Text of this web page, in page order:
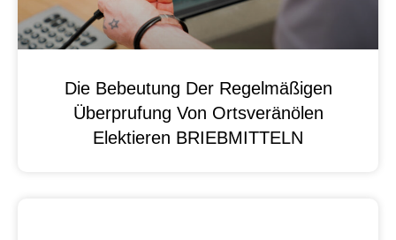
Die Bebeutung Der Regelmäßigen
Überprufung Von Ortsveränölen
Elektieren BRIEBMITTELN